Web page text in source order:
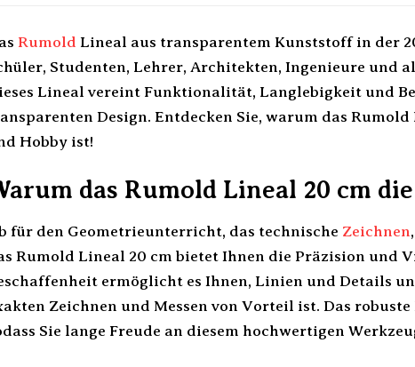
Rumold Lineal aus transparentem Kunststoff in der
Studenten, Lehrer, Architekten, Ingenieure und
Lineal vereint Funktionalität, Langlebigkeit und
Design. Entdecken Sie, warum das
Hobby ist!
das Rumold Lineal 20 cm
für den Geometrieunterricht, das technische Zeichnen
Rumold Lineal 20 cm bietet Ihnen die Präzision und
ermöglicht es Ihnen, Linien und Details
Zeichnen und Messen von Vorteil ist. Das
Sie lange Freude an diesem hochwertigen